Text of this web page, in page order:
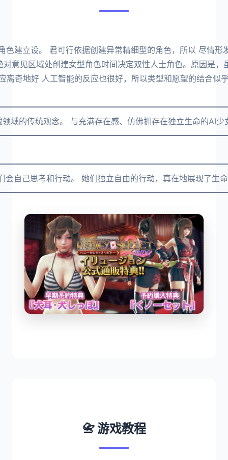
建立设。 君可行依据创建异常精细型的角色，所以 尽情
意见区域处创建女型角色时间决定双性人士角色。原因是
离奇地好 人工智能的反应也很好，所以类型和愿望的结合
域的传统观念。 与充满存在感、仿佛拥存在独立生命的AI
己思考和行动。 她们独立自由的行动，真在地展现了生
📇 游戏教程